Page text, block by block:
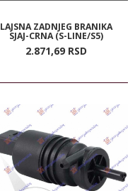
LAJSNA ZADNJEG BRANIKA
SJAJ-CRNA (S-LINE/S5)
2.871,69 RSD